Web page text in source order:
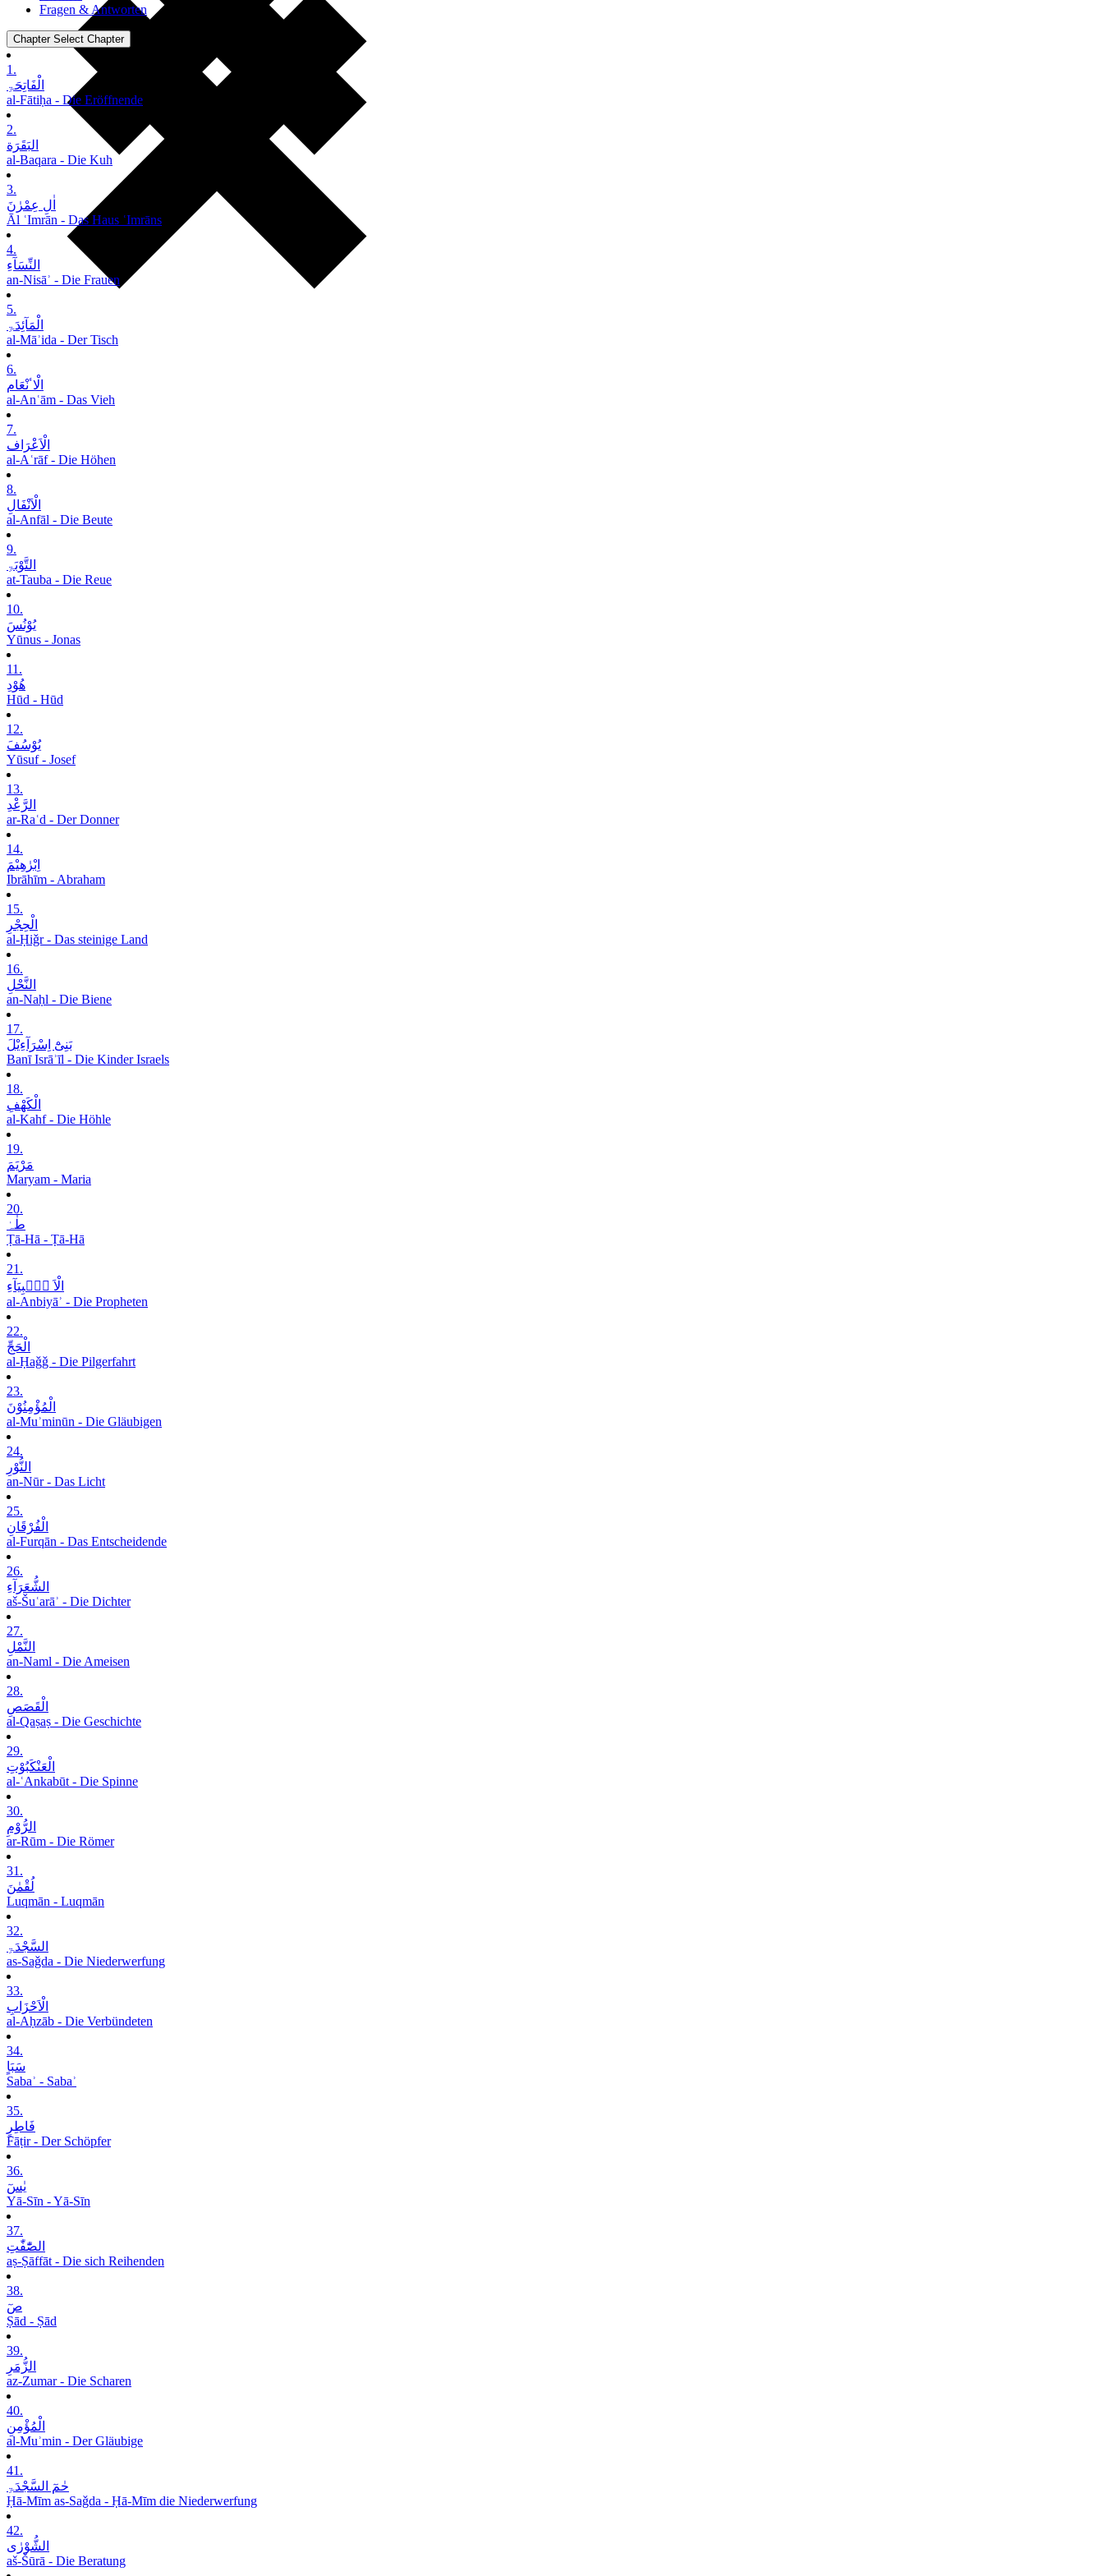
Fragen & Antworten
Chapter Select Chapter
1.
الْفَاتِحَۃِ
al-Fātiḥa - Die Eröffnende
2.
البَقَرَة
al-Baqara - Die Kuh
3.
اٰلِ عِمْرٰنَ
Āl ʿImrān - Das Haus ʿImrāns
4.
النِّسَآءِ
an-Nisāʾ - Die Frauen
5.
الْمَآئِدَۃِ
al-Māʾida - Der Tisch
6.
الْاٴنْعَام
al-Anʿām - Das Vieh
7.
الْاَعْرَاف
al-Aʿrāf - Die Höhen
8.
الْاَنْفَالِ
al-Anfāl - Die Beute
9.
التَّوْبَۃِ
at-Tauba - Die Reue
10.
یُوْنُسَ
Yūnus - Jonas
11.
ھُوْدِ
Hūd - Hūd
12.
یُوْسُفَ
Yūsuf - Josef
13.
الرَّعْدِ
ar-Raʿd - Der Donner
14.
اِبْرٰھِیْمَ
Ibrāhīm - Abraham
15.
الْحِجْرِ
al-Ḥiǧr - Das steinige Land
16.
النَّحْلِ
an-Naḥl - Die Biene
17.
بَنِیْٓ اِسْرَآءِیْلَ
Banī Isrāʾīl - Die Kinder Israels
18.
الْکَھْفِ
al-Kahf - Die Höhle
19.
مَرْیَمَ
Maryam - Maria
20.
طٰہٰ
Ṭā-Hā - Ṭā-Hā
21.
الْاَ نۡۢبِیَآءِ
al-Anbiyāʾ - Die Propheten
22.
الْحَجِّ
al-Ḥaǧǧ - Die Pilgerfahrt
23.
الْمُؤْمِنُوْنَ
al-Muʾminūn - Die Gläubigen
24.
النُّوْرِ
an-Nūr - Das Licht
25.
الْفُرْقَانِ
al-Furqān - Das Entscheidende
26.
الشُّعَرَآءِ
aš-Šuʿarāʾ - Die Dichter
27.
النَّمْلِ
an-Naml - Die Ameisen
28.
الْقَصَصِ
al-Qaṣaṣ - Die Geschichte
29.
الْعَنْکَبُوْتِ
al-ʿAnkabūt - Die Spinne
30.
الرُّوْمِ
ar-Rūm - Die Römer
31.
لُقْمٰنَ
Luqmān - Luqmān
32.
السَّجْدَۃِ
as-Saǧda - Die Niederwerfung
33.
الْاَحْزَابِ
al-Aḥzāb - Die Verbündeten
34.
سَبَاٍ
Sabaʾ - Sabaʾ
35.
فَاطِرٍ
Fāṭir - Der Schöpfer
36.
یٰسٓ
Yā-Sīn - Yā-Sīn
37.
الصّٰٓفّٰتِ
aṣ-Ṣāffāt - Die sich Reihenden
38.
صٓ
Ṣād - Ṣād
39.
الزُّمَرِ
az-Zumar - Die Scharen
40.
الْمُؤْمِنِ
al-Muʾmin - Der Gläubige
41.
حٰمٓ السَّجْدَۃِ
Ḥā-Mīm as-Saǧda - Ḥā-Mīm die Niederwerfung
42.
الشُّوْرٰی
aš-Šūrā - Die Beratung